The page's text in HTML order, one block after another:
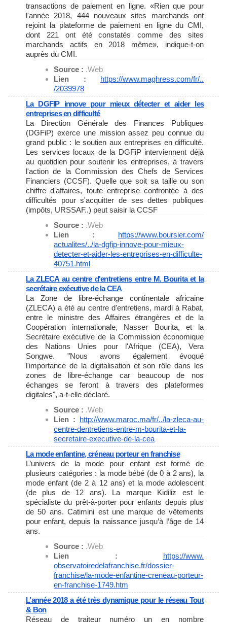
transactions de paiement en ligne. «Rien que pour
l'année 2018, 444 nouveaux sites marchands ont
rejoint la plateforme de paiement en ligne du CMI,
dont 221 ont été constatés comme des sites
marchands actifs en 2018 même», indique-t-on
auprès du CMI.
Source : .Web
Lien : https://www.maghress.com/fr/..
/2039978
La DGFIP innove pour mieux détecter et aider les
entreprises en difficulté
La Direction Générale des Finances Publiques
(DGFiP) exerce une mission assez peu connue du
grand public : le soutien aux entreprises en difficulté.
Les services locaux de la DGFiP interviennent déjà
au quotidien pour soutenir les entreprises, à travers
l'action de la Commission des Chefs de Services
Financiers (CCSF). Quelle que soit sa taille ou son
chiffre d'affaires, toute entreprise confrontée à des
difficultés pour s'acquitter de ses dettes publiques
(impôts, URSSAF..) peut saisir la CCSF
Source : .Web
Lien : https://www.boursier.com/
actualites/../la-dgfip-innove-pour-mieux-
detecter-et-aider-les-entreprises-en-difficulte-
40751.html
La ZLECA au centre d'entretiens entre M. Bourita et la
secrétaire exécutive de la CEA
La Zone de libre-échange continentale africaine
(ZLECA) a été au centre d'entretiens, mardi à Rabat,
entre le ministre des Affaires étrangères et de la
Coopération internationale, Nasser Bourita, et la
Secrétaire exécutive de la Commission économique
des Nations Unies pour l'Afrique (CEA), Vera
Songwe. "Nous avons également évoqué
l'importance de la digitalisation et son rôle dans les
zones de libre-échange car beaucoup de nos
échanges se feront à travers des plateformes
digitales", a-t-elle déclaré.
Source : .Web
Lien : http://www.maroc.ma/fr/../la-zleca-au-
centre-dentretiens-entre-m-bourita-et-la-
secretaire-executive-de-la-cea
La mode enfantine, créneau porteur en franchise
L’univers de la mode pour enfant est formé de
plusieurs catégories : la mode bébé (de 0 à 2 ans), la
mode enfant (de 2 à 12 ans) et la mode adolescent
(de plus de 12 ans). La marque Kidiliz est le
spécialiste du prêt-à-porter pour enfants depuis plus
de 50 ans. Catimini est une marque de vêtements
pour enfant, depuis la naissance jusqu’à l’âge de 14
ans.
Source : .Web
Lien : https://www.
observatoiredelafranchise.fr/dossier-
franchise/la-mode-enfantine-creneau-porteur-
en-franchise-1749.htm
L’année 2018 a été très dynamique pour le réseau Tout
& Bon
Réseau de traiteur numéro un en nombre